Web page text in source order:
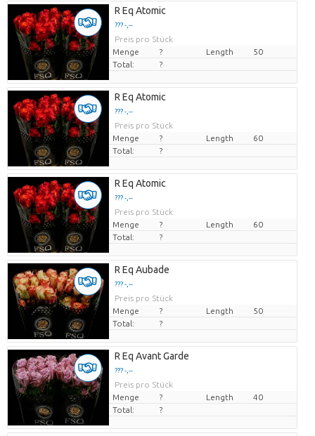
R Eq Atomic
??? -,--
Preis pro Stück
Menge
? Length
50
Total:
?
R Eq Atomic
??? -,--
Preis pro Stück
Menge
? Length
60
Total:
?
R Eq Atomic
??? -,--
Preis pro Stück
Menge
? Length
60
Total:
?
R Eq Aubade
??? -,--
Preis pro Stück
Menge
? Length
50
Total:
?
R Eq Avant Garde
??? -,--
Preis pro Stück
Menge
? Length
40
Total:
?